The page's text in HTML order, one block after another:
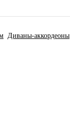
Диваны-аккордеоны